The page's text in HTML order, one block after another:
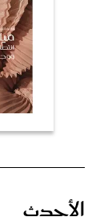
الأحدث